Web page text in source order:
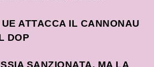
ATTACCA IL CANNONAU
DOP
SANZIONATA, MA LA